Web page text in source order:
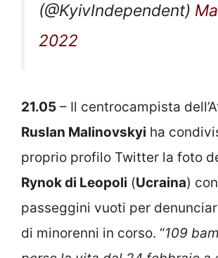
(@KyivIndependent)
2022
21.05 – Il centrocampista
Ruslan Malinovskyi ha
proprio profilo Twitter la foto
Rynok di Leopoli (Ucraina)
passeggini vuoti per
di minorenni in corso. “109